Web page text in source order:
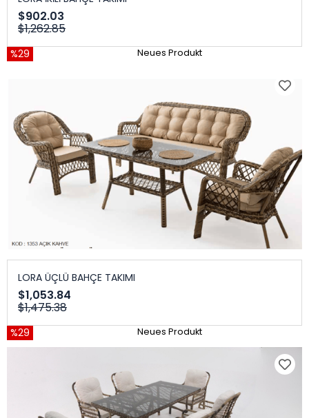
$902.03
$1,262.85
%29 Neues Produkt
LORA ÜÇLÜ BAHÇE TAKIMI
$1,053.84
$1,475.38
%29 Neues Produkt